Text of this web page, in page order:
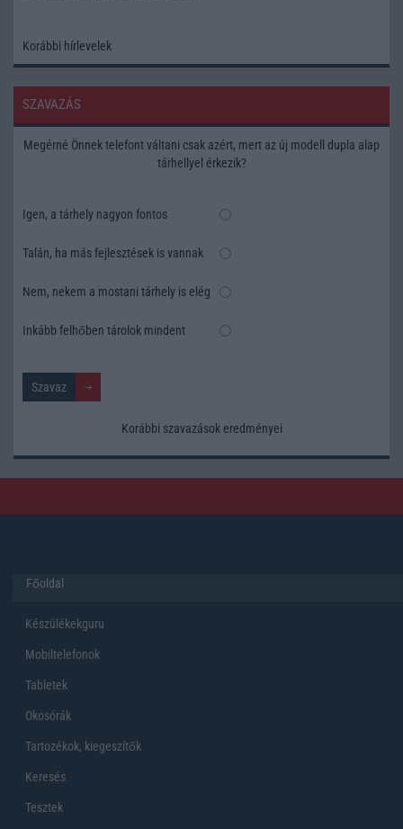
Korábbi hírlevelek
SZAVAZÁS
Megérné Önnek telefont váltani csak azért, mert az új modell dupla alap
tárhellyel érkezik?
Igen, a tárhely nagyon fontos
Talán, ha más fejlesztések is vannak
Nem, nekem a mostani tárhely is elég
Inkább felhőben tárolok mindent
Korábbi szavazások eredményei
Főoldal
Készülékekguru
Mobiltelefonok
Tabletek
Okosórák
Tartozékok, kiegeszítők
Keresés
Tesztek